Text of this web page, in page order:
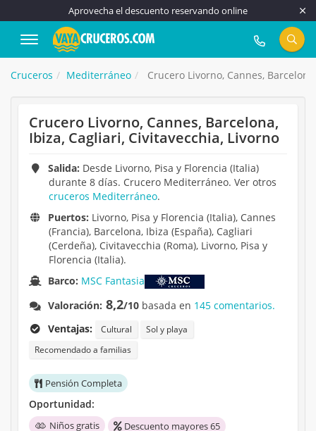
Aprovecha el descuento reservando online
917 815 555
Cruceros Mediterráneo Crucero Livorno, Cannes,
Crucero Livorno, Cannes, Barcelona,
Ibiza, Cagliari, Civitavecchia, Livorno
Salida: Desde Livorno, Pisa y Florencia (Italia)
durante 8 días. Crucero Mediterráneo. Ver otros
cruceros Mediterráneo.
Puertos: Livorno, Pisa y Florencia (Italia), Cannes
(Francia), Barcelona, Ibiza (España), Cagliari
(Cerdeña), Civitavecchia (Roma), Livorno, Pisa y
Florencia (Italia).
Barco: MSC Fantasia
Valoración: 8,2/10 basada en 145 comentarios.
Ventajas:
Cultural
Sol y playa
Recomendado a familias
Pensión Completa
Oportunidad:
Niños gratis Descuento mayores 65